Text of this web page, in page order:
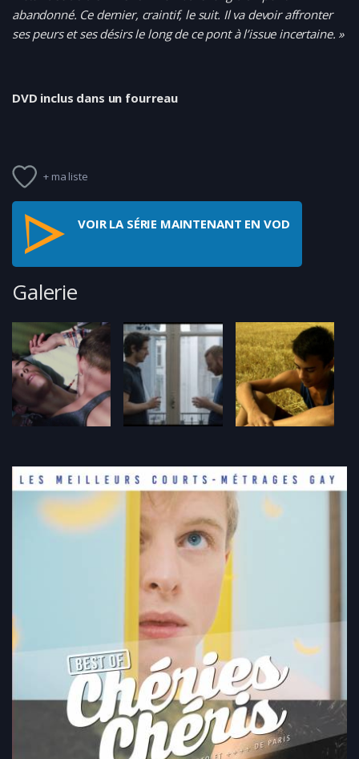
+ ma liste
VOIR LA SÉRIE MAINTENANT EN VOD
abandonné. Ce dernier, craintif, le suit. Il va devoir affronter
ses peurs et ses désirs le long de ce pont à l’issue incertaine. »
DVD inclus dans un fourreau
Galerie